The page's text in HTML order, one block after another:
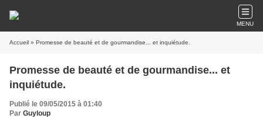
MENU
Accueil » Promesse de beauté et de gourmandise... et inquiétude.
Promesse de beauté et de gourmandise... et
inquiétude.
Publié le 09/05/2015 à 01:40
Par Guyloup